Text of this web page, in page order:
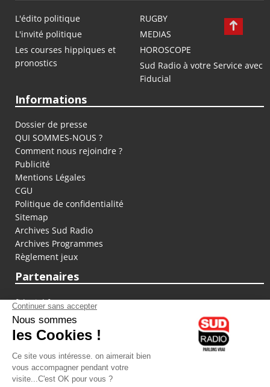
L'édito politique
RUGBY
L'invité politique
MEDIAS
Les courses hippiques et
pronostics
HOROSCOPE
Sud Radio à votre Service avec
Fiducial
Informations
Dossier de presse
QUI SOMMES-NOUS ?
Comment nous rejoindre ?
Publicité
Mentions Légales
CGU
Politique de confidentialité
Sitemap
Archives Sud Radio
Archives Programmes
Règlement jeux
Partenaires
fiducial.fr
lyoncapitale.fr
olympique-et-lyonnais.com
L'application Iphone / Android